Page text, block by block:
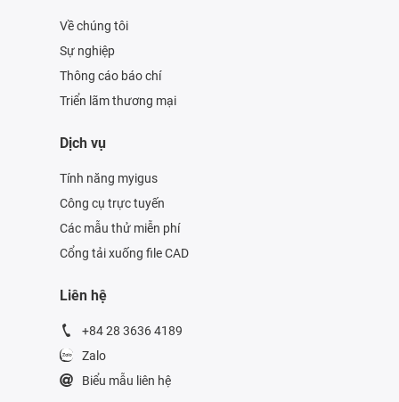
Về chúng tôi
Sự nghiệp
Thông cáo báo chí
Triển lãm thương mại
Dịch vụ
Tính năng myigus
Công cụ trực tuyến
Các mẫu thử miễn phí
Cổng tải xuống file CAD
Liên hệ
+84 28 3636 4189
Zalo
Biểu mẫu liên hệ